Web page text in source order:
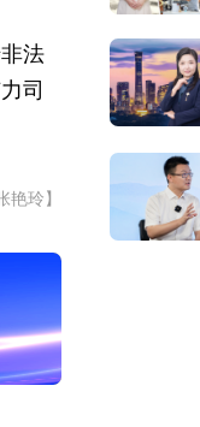
法
司
艳玲】